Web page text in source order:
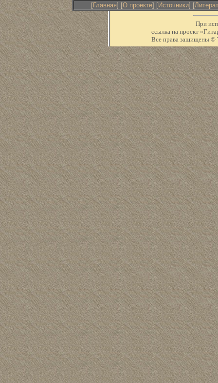
[Главная] [О проекте] [Источники] [
При
ссылка на проект
Все права защищены ©